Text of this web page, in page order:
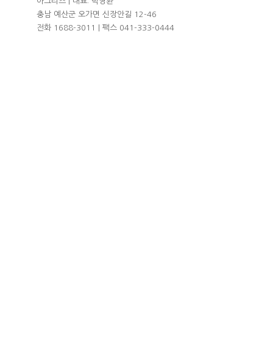
충남 예산군 오가면 신장안길 12-46
전화 1688-3011 | 팩스 041-333-0444